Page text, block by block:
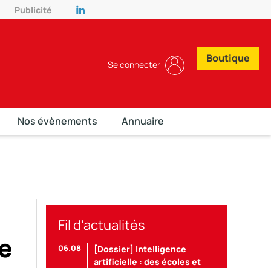
Publicité
Se connecter Boutique
Nos évènements Annuaire
Fil d'actualités
06.08
[Dossier] Intelligence
artificielle : des écoles et